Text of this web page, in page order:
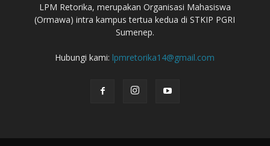
LPM Retorika, merupakan Organisasi Mahasiswa
(Ormawa) intra kampus tertua kedua di STKIP PGRI
Sumenep.
Hubungi kami: lpmretorika14@gmail.com